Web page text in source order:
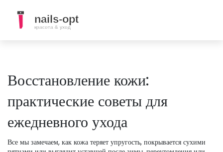
Восстановление кожи:
практические советы для
ежедневного ухода
Все мы замечаем, как кожа теряет упругость, покрывается сухими